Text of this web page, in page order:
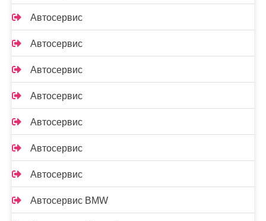
Автосервис
Автосервис
Автосервис
Автосервис
Автосервис
Автосервис
Автосервис
Автосервис BMW